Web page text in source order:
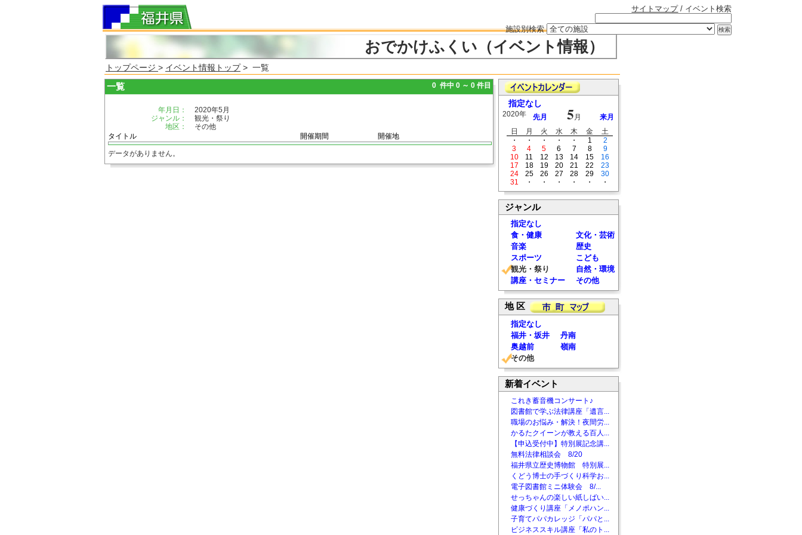
サイトマップ/ イベント検索
施設別検索
おでかけふくい（イベント情報）
トップページ > イベント情報トップ> 一覧
一覧 0 件中 0 ～ 0 件目
年月日：
2020年5月
ジャンル：
観光・祭り
地区：
その他
タイトル
開催期間 開催地
データがありません。
指定なし
2020年 先月 5 月
来月
日
月 火 水 木 金
土
・
・ ・ ・ ・ 1
2
3
4 5 6 7 8
9
10
11 12 13 14 15
16
17
18 19 20 21 22
23
24
25 26 27 28 29
30
31
・ ・ ・ ・ ・ ・
ジャンル
指定なし
食・健康
文化・芸術
音楽
歴史
スポーツ
こども
観光・祭り
自然・環境
講座・セミナー
その他
地 区
指定なし
福井・坂井
丹南
奥越前
嶺南
その他
新着イベント
これき蓄音機コンサート♪
図書館で学ぶ法律講座「遺言...
職場のお悩み・解決！夜間労...
かるたクイーンが教える百人...
【申込受付中】特別展記念講...
無料法律相談会 8/20
福井県立歴史博物館 特別展...
くどう博士の手づくり科学お...
電子図書館ミニ体験会 8/...
せっちゃんの楽しい紙しばい...
健康づくり講座「メノポハン...
子育てパパカレッジ「パパと...
ビジネススキル講座「私のト...